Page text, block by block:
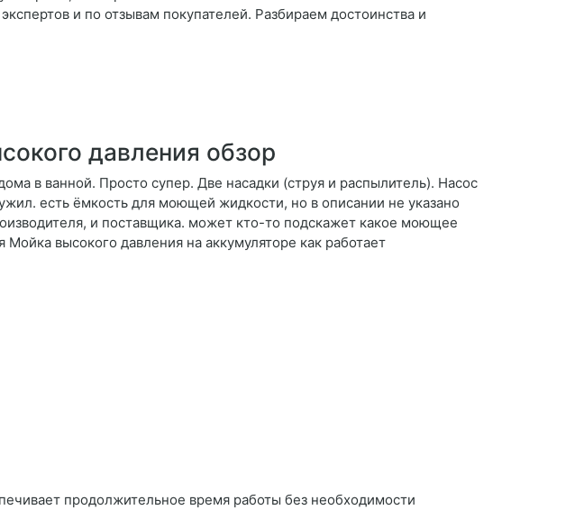
и по отзывам покупателей. Разбираем достоинства и
давления обзор
в ванной. Просто супер. Две насадки (струя и распылитель). Насос
есть ёмкость для моющей жидкости, но в описании не указано
и поставщика. может кто-то подскажет какое моющее
высокого давления на аккумуляторе как работает
продолжительное время работы без необходимости